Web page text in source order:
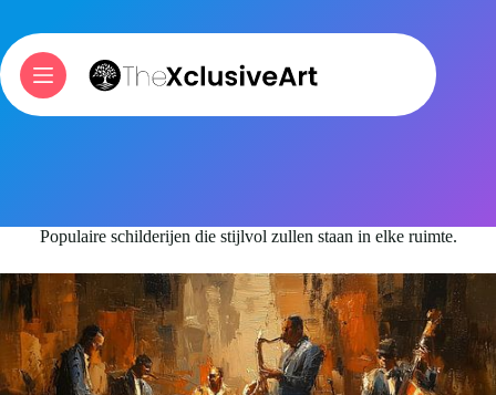
content
Populaire schilderijen die stijlvol zullen staan in elke ruimte.